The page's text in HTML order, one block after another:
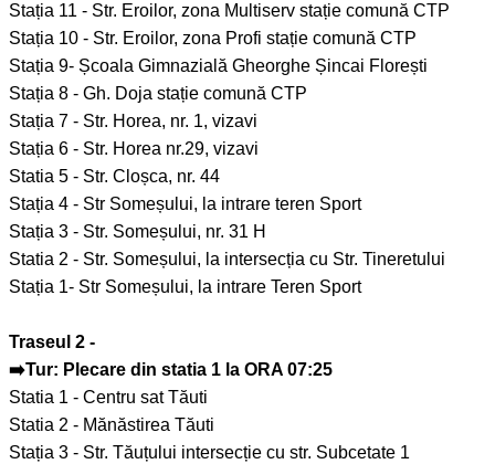
Stația 11 - Str. Eroilor, zona Multiserv stație comună CTP
Stația 10 - Str. Eroilor, zona Profi stație comună CTP
Stația 9- Școala Gimnazială Gheorghe Șincai Florești
Stația 8 - Gh. Doja stație comună CTP
Stația 7 - Str. Horea, nr. 1, vizavi
Stația 6 - Str. Horea nr.29, vizavi
Statia 5 - Str. Cloșca, nr. 44
Stația 4 - Str Someșului, la intrare teren Sport
Stația 3 - Str. Someșului, nr. 31 H
Statia 2 - Str. Someșului, la intersecția cu Str. Tineretului
Stația 1- Str Someșului, la intrare Teren Sport
Traseul 2 -
➡️Tur: Plecare din statia 1 la ORA 07:25
Statia 1 - Centru sat Tăuti
Statia 2 - Mănăstirea Tăuti
Stația 3 - Str. Tăuțului intersecție cu str. Subcetate 1